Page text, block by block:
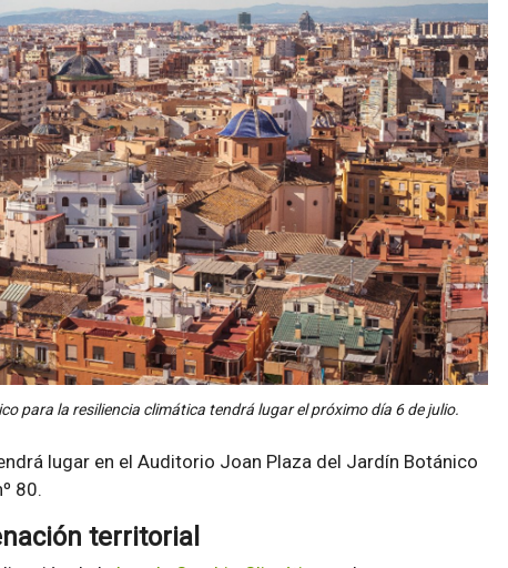
para la resiliencia climática tendrá lugar el próximo día 6 de julio.
lugar en el Auditorio Joan Plaza del Jardín Botánico
80.
territorial